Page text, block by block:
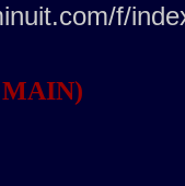
f/
MAIN)